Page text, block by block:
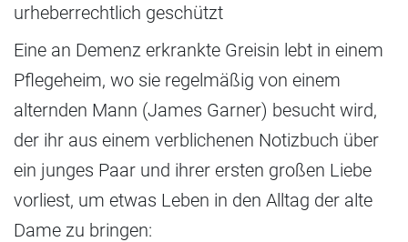
urheberrechtlich geschützt
Eine an Demenz erkrankte Greisin lebt in einem
Pflegeheim, wo sie regelmäßig von einem
alternden Mann (James Garner) besucht wird,
der ihr aus einem verblichenen Notizbuch über
ein junges Paar und ihrer ersten großen Liebe
vorliest, um etwas Leben in den Alltag der alte
Dame zu bringen: